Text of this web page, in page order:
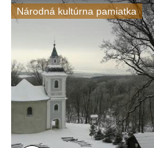
Národná kultúrna pamiatka